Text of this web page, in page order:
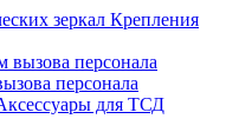
Крепления
персонала
для ТСД